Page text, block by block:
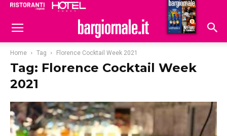
Hoteldomani
Home Tag Florence Cocktail Week 2021
Tag: Florence Cocktail Week
2021